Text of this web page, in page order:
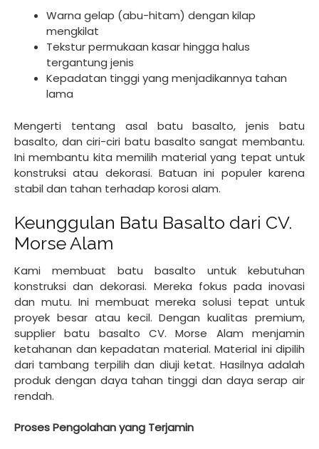
Warna gelap (abu-hitam) dengan kilap
mengkilat
Tekstur permukaan kasar hingga halus
tergantung jenis
Kepadatan tinggi yang menjadikannya tahan
lama
Mengerti tentang asal batu basalto, jenis batu
basalto, dan ciri-ciri batu basalto sangat membantu.
Ini membantu kita memilih material yang tepat untuk
konstruksi atau dekorasi. Batuan ini populer karena
stabil dan tahan terhadap korosi alam.
Keunggulan Batu Basalto dari CV.
Morse Alam
Kami membuat batu basalto untuk kebutuhan
konstruksi dan dekorasi. Mereka fokus pada inovasi
dan mutu. Ini membuat mereka solusi tepat untuk
proyek besar atau kecil. Dengan kualitas premium,
supplier batu basalto CV. Morse Alam menjamin
ketahanan dan kepadatan material. Material ini dipilih
dari tambang terpilih dan diuji ketat. Hasilnya adalah
produk dengan daya tahan tinggi dan daya serap air
rendah.
Proses Pengolahan yang Terjamin